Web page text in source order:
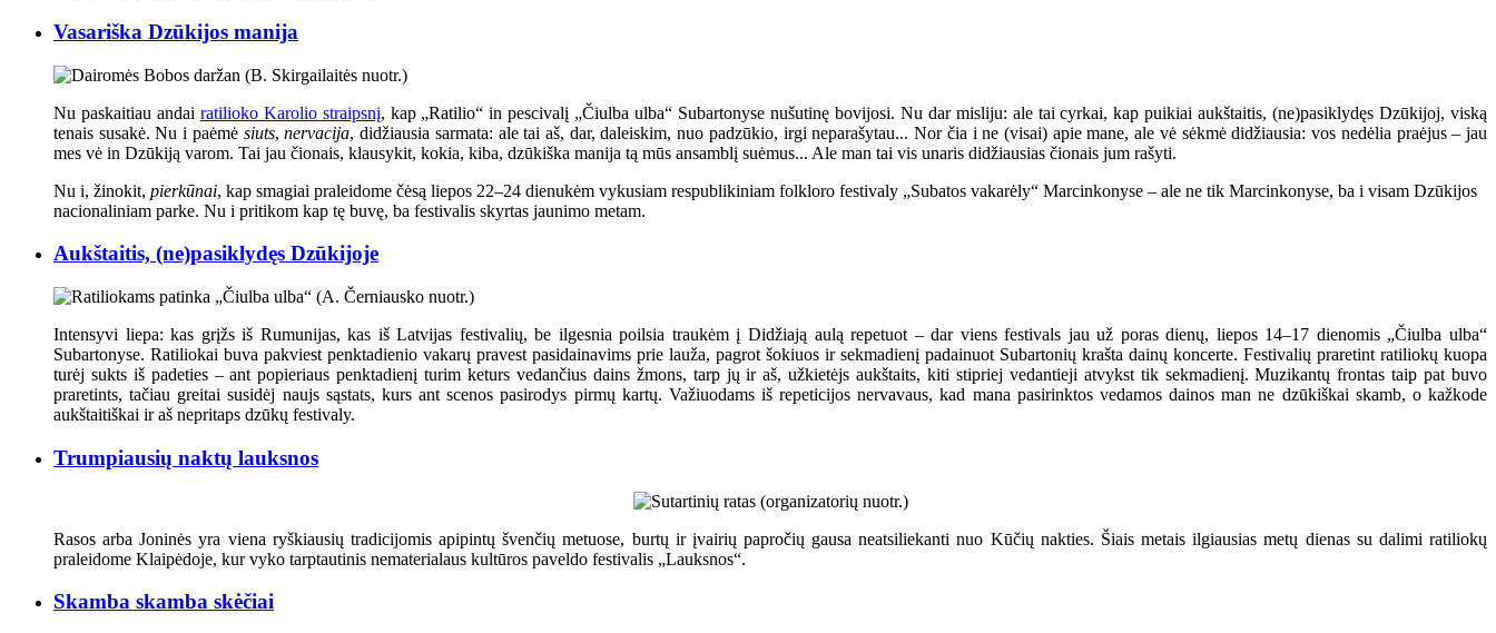
Vasariška Dzūkijos manija
Nu paskaitiau andai ratilioko Karolio straipsnį, kap „Ratilio“ in pescivalį „Čiulba ulba“ Subartonyse nušutinę bovijosi. Nu dar misliju: ale tai cyrkai, kap puikiai aukštaitis, (ne)pasiklydęs Dzūkijoj, viską
tenais susakė. Nu i paėmė siuts,nervacija, didžiausia sarmata: ale tai aš, dar, daleiskim, nuo padzūkio, irgi neparašytau... Nor čia i ne (visai) apie mane, ale vė sėkmė didžiausia: vos nedėlia praėjus – jau
mes vė in Dzūkiją varom. Tai jau čionais, klausykit, kokia, kiba, dzūkiška manija tą mūs ansamblį suėmus... Ale man tai vis unaris didžiausias čionais jum rašyti.
Nu i, žinokit, pierkūnai, kap smagiai praleidome čėsą liepos 22–24 dienukėm vykusiam respublikiniam folkloro festivaly „Subatos vakarėly“ Marcinkonyse – ale ne tik Marcinkonyse, ba i visam Dzūkijos
nacionaliniam parke. Nu i pritikom kap tę buvę, ba festivalis skyrtas jaunimo metam.
Aukštaitis, (ne)pasiklydęs Dzūkijoje
Intensyvi liepa: kas grįžs iš Rumunijas, kas iš Latvijas festivalių, be ilgesnia poilsia traukėm į Didžiają aulą repetuot – dar viens festivals jau už poras dienų, liepos 14–17 dienomis „Čiulba ulba“
Subartonyse. Ratiliokai buva pakviest penktadienio vakarų pravest pasidainavims prie lauža, pagrot šokiuos ir sekmadienį padainuot Subartonių krašta dainų koncerte. Festivalių praretint ratiliokų kuopa
turėj sukts iš padeties – ant popieriaus penktadienį turim keturs vedančius dains žmons, tarp jų ir aš, užkietėjs aukštaits, kiti stipriej vedantieji atvykst tik sekmadienį. Muzikantų frontas taip pat buvo
praretints, tačiau greitai susidėj naujs sąstats, kurs ant scenos pasirodys pirmų kartų. Važiuodams iš repeticijos nervavaus, kad mana pasirinktos vedamos dainos man ne dzūkiškai skamb, o kažkode
aukštaitiškai ir aš nepritaps dzūkų festivaly.
Trumpiausių naktų lauksnos
Rasos arba Joninės yra viena ryškiausių tradicijomis apipintų švenčių metuose, burtų ir įvairių papročių gausa neatsiliekanti nuo Kūčių nakties. Šiais metais ilgiausias metų dienas su dalimi ratiliokų
praleidome Klaipėdoje, kur vyko tarptautinis nematerialaus kultūros paveldo festivalis „Lauksnos“.
Skamba skamba skėčiai